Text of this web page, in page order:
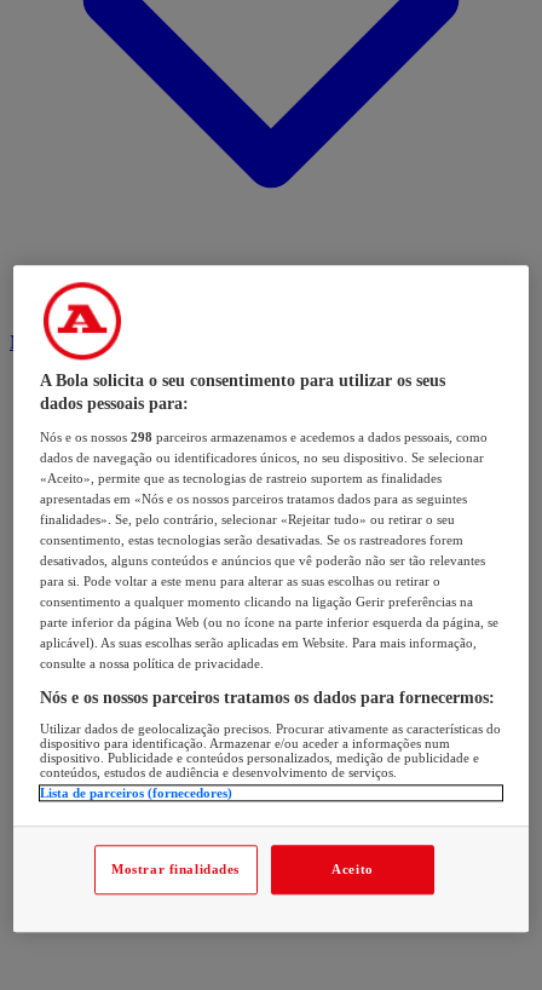
Modalidades
A Bola solicita o seu consentimento para utilizar os seus
dados pessoais para:
Nós e os nossos298 parceiros armazenamos e acedemos a dados pessoais, como
dados de navegação ou identificadores únicos, no seu dispositivo. Se selecionar
«Aceito», permite que as tecnologias de rastreio suportem as finalidades
apresentadas em «Nós e os nossos parceiros tratamos dados para as seguintes
finalidades». Se, pelo contrário, selecionar «Rejeitar tudo» ou retirar o seu
consentimento, estas tecnologias serão desativadas. Se os rastreadores forem
desativados, alguns conteúdos e anúncios que vê poderão não ser tão relevantes
para si. Pode voltar a este menu para alterar as suas escolhas ou retirar o
consentimento a qualquer momento clicando na ligação Gerir preferências na
parte inferior da página Web (ou no ícone na parte inferior esquerda da página, se
aplicável). As suas escolhas serão aplicadas em Website. Para mais informação,
consulte a nossa política de privacidade.
Nós e os nossos parceiros tratamos os dados para fornecermos:
Utilizar dados de geolocalização precisos. Procurar ativamente as características do
dispositivo para identificação. Armazenar e/ou aceder a informações num
dispositivo. Publicidade e conteúdos personalizados, medição de publicidade e
conteúdos, estudos de audiência e desenvolvimento de serviços.
Lista de parceiros (fornecedores)
Mostrar finalidades Aceito